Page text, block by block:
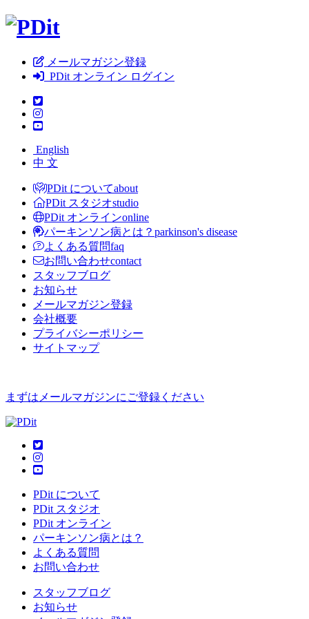
メールマガジン登録
PDit オンライン ログイン
English
中 文
PDit についてabout
PDit スタジオstudio
PDit オンラインonline
パーキンソン病とは？ parkinson's disease
よくある質問faq
お問い合わせcontact
スタッフブログ
お知らせ
メールマガジン登録
会社概要
プライバシーポリシー
サイトマップ
まずはメールマガジンにご登録ください
PDit について
PDit スタジオ
PDit オンライン
パーキンソン病とは？
よくある質問
お問い合わせ
スタッフブログ
お知らせ